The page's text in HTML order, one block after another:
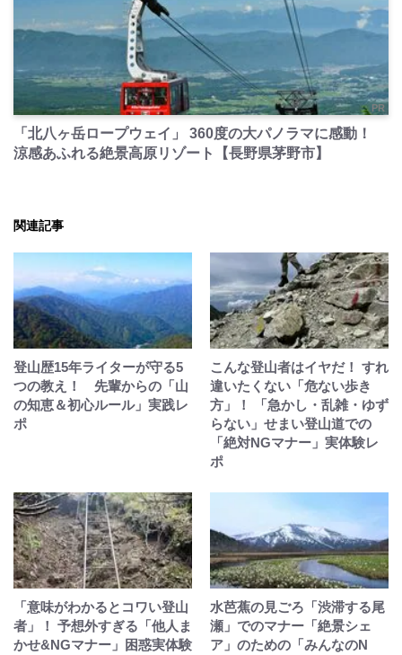
PR
「北八ヶ岳ロープウェイ」 360度の大パノラマに感動！
涼感あふれる絶景高原リゾート【長野県茅野市】
関連記事
登山歴15年ライターが守る5
つの教え！ 先輩からの「山
の知恵＆初心ルール」実践レ
ポ
こんな登山者はイヤだ！ すれ
違いたくない「危ない歩き
方」！ 「急かし・乱雑・ゆず
らない」せまい登山道での
「絶対NGマナー」実体験レ
ポ
「意味がわかるとコワい登山
者」！ 予想外すぎる「他人ま
かせ&NGマナー」困惑実体験
水芭蕉の見ごろ「渋滞する尾
瀬」でのマナー「絶景シェ
ア」のための「みんなのN